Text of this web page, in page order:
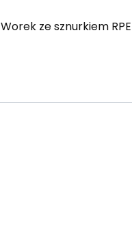
Worek ze sznurkiem